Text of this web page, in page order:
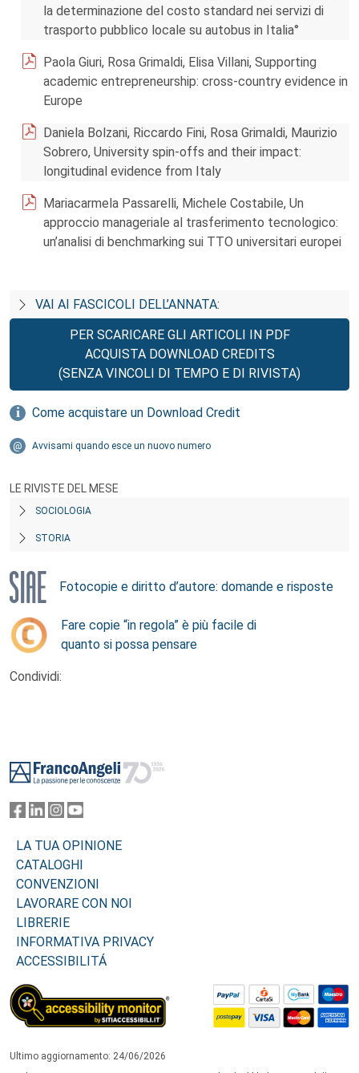
la determinazione del costo standard nei servizi di
trasporto pubblico locale su autobus in Italia°
Paola Giuri, Rosa Grimaldi, Elisa Villani, Supporting
academic entrepreneurship: cross-country evidence in
Europe
Daniela Bolzani, Riccardo Fini, Rosa Grimaldi, Maurizio
Sobrero, University spin-offs and their impact:
longitudinal evidence from Italy
Mariacarmela Passarelli, Michele Costabile, Un
approccio manageriale al trasferimento tecnologico:
un’analisi di benchmarking sui TTO universitari europei
VAI AI FASCICOLI DELL’ANNATA:
PER SCARICARE GLI ARTICOLI IN PDF
ACQUISTA DOWNLOAD CREDITS
(SENZA VINCOLI DI TEMPO E DI RIVISTA)
Come acquistare un Download Credit
Avvisami quando esce un nuovo numero
LE RIVISTE DEL MESE
SOCIOLOGIA
STORIA
Fotocopie e diritto d’autore: domande e risposte
Fare copie “in regola” è più facile di
quanto si possa pensare
Condividi:
LA TUA OPINIONE
CATALOGHI
CONVENZIONI
LAVORARE CON NOI
LIBRERIE
INFORMATIVA PRIVACY
ACCESSIBILITÁ
Ultimo aggiornamento: 24/06/2026